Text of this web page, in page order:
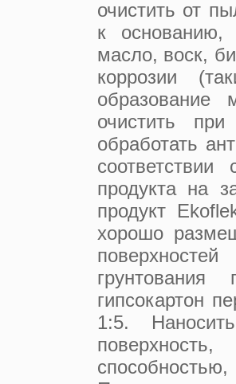
очистить от
к основанию,
масло, воск,
коррозии
образование
очистить
обработать
продукта на
продукт
хорошо
гипсокартон
1:5.